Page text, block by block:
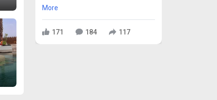
More
171 184 117